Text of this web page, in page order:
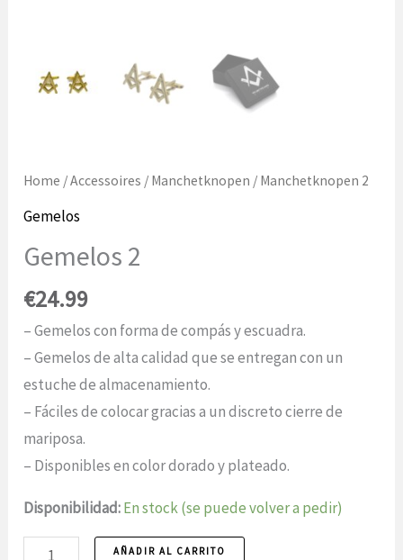
Home /Accessoires / Manchetknopen / Manchetknopen 2
Gemelos
Gemelos 2
€24.99
– Gemelos con forma de compás y escuadra.
– Gemelos de alta calidad que se entregan con un
estuche de almacenamiento.
– Fáciles de colocar gracias a un discreto cierre de
mariposa.
– Disponibles en color dorado y plateado.
Disponibilidad:En stock (se puede volver a pedir)
Gemelos,
AÑADIR AL CARRITO